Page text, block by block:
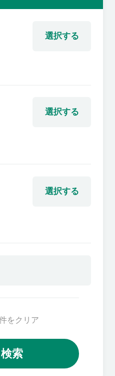
企業の担当者様
選択する
選択する
選択する
をクリア
検索